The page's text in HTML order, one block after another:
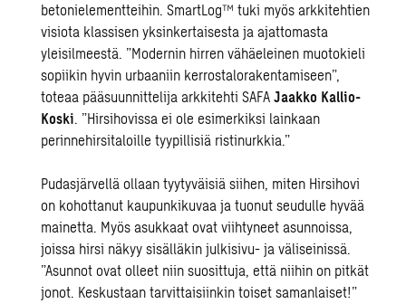
betonielementteihin. SmartLog™ tuki myös arkkitehtien
visiota klassisen yksinkertaisesta ja ajattomasta
yleisilmeestä. ”Modernin hirren vähäeleinen muotokieli
sopiikin hyvin urbaaniin kerrostalorakentamiseen”,
toteaa pääsuunnittelija arkkitehti SAFAJaakko Kallio-
Koski. ”Hirsihovissa ei ole esimerkiksi lainkaan
perinnehirsitaloille tyypillisiä ristinurkkia.”
Pudasjärvellä ollaan tyytyväisiä siihen, miten Hirsihovi
on kohottanut kaupunkikuvaa ja tuonut seudulle hyvää
mainetta. Myös asukkaat ovat viihtyneet asunnoissa,
joissa hirsi näkyy sisälläkin julkisivu- ja väliseinissä.
”Asunnot ovat olleet niin suosittuja, että niihin on pitkät
jonot. Keskustaan tarvittaisiinkin toiset samanlaiset!”